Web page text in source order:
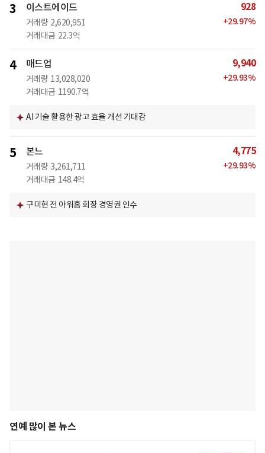
3 이스트에이드
거래량 2,620,951
거래대금 22.3억
928
+29.97%
4 매드업
거래량 13,028,020
거래대금 1190.7억
9,940
+29.93%
AI 기술 활용한 광고 효율 개선 기대감
5 본느
거래량 3,261,711
거래대금 148.4억
4,775
+29.93%
구미현 전 아워홈 회장 경영권 인수
연예 많이 본 뉴스